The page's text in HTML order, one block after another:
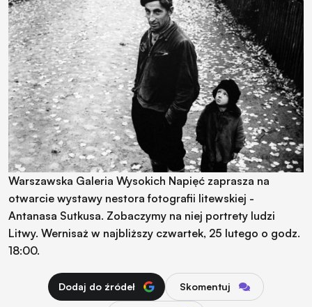
Warszawska Galeria Wysokich Napięć zaprasza na
otwarcie wystawy nestora fotografii litewskiej -
Antanasa Sutkusa. Zobaczymy na niej portrety ludzi
Litwy. Wernisaż w najbliższy czwartek, 25 lutego o godz.
18:00.
Dodaj do źródeł Skomentuj